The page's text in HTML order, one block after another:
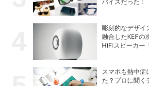
バイスだった！
彫刻的なデザイ
融合したKEFの
HiFiスピーカー
スマホも熱中症
た？プロに聞く